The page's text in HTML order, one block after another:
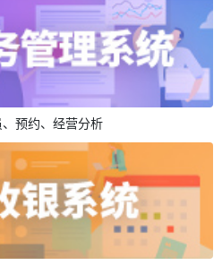
预约、经营分析